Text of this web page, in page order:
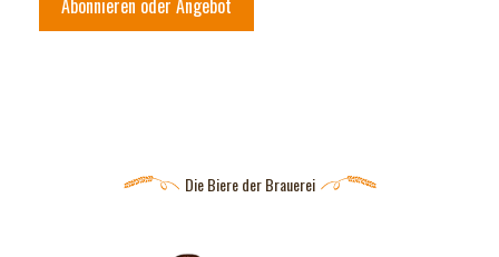
Abonnieren oder Angebot
Die Biere der Brauerei